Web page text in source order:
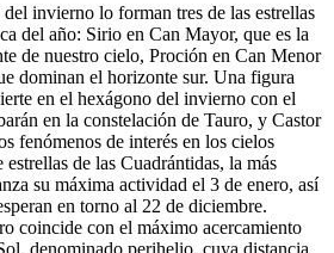
invierno lo forman tres de las estrellas
del año: Sirio en Can Mayor, que es la
de nuestro cielo, Proción en Can Menor
dominan el horizonte sur. Una figura
en el hexágono del invierno con el
en la constelación de Tauro, y Castor
fenómenos de interés en los cielos
de las Cuadrántidas, la más
su máxima actividad el 3 de enero, así
en torno al 22 de diciembre.
coincide con el máximo acercamiento
denominado perihelio, cuya distancia